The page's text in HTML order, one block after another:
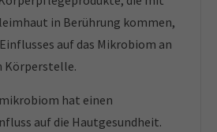
in Berührung kommen,
auf das Mikrobiom an
Körperstelle.
hat einen
auf die Hautgesundheit.